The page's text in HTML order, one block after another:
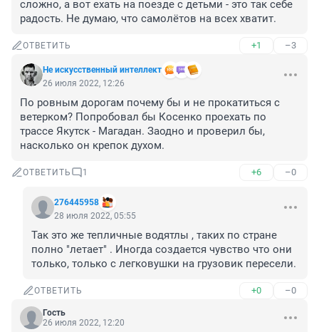
сложно, а вот ехать на поезде с детьми - это так себе
радость. Не думаю, что самолётов на всех хватит.
ОТВЕТИТЬ +1 –3
Не искусственный интеллект
26 июля 2022, 12:26
По ровным дорогам почему бы и не прокатиться с
ветерком? Попробовал бы Косенко проехать по
трассе Якутск - Магадан. Заодно и проверил бы,
насколько он крепок духом.
ОТВЕТИТЬ 1 +6 –0
276445958
28 июля 2022, 05:55
Так это же тепличные водятлы , таких по стране
полно "летает" . Иногда создается чувство что они
только, только с легковушки на грузовик пересели.
ОТВЕТИТЬ +0 –0
Гость
26 июля 2022, 12:20